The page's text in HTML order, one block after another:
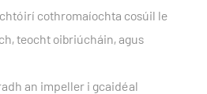
cothromaíochta cosúil le
teocht oibriúcháin, agus
an impeller i gcaidéal